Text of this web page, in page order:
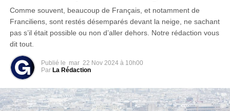
Comme souvent, beaucoup de Français, et notamment de
Franciliens, sont restés désemparés devant la neige, ne sachant
pas s’il était possible ou non d’aller dehors. Notre rédaction vous
dit tout.
Publié le mar 22 Nov 2024 à 10h00
Par La Rédaction